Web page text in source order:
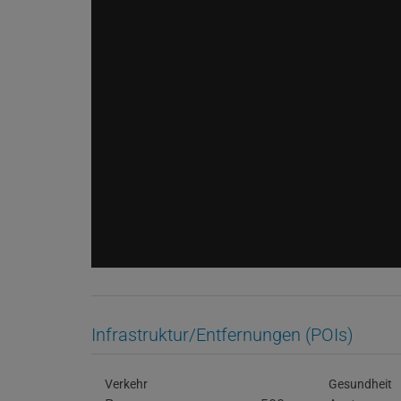
Infrastruktur/Entfernungen (POIs)
Verkehr Gesundheit